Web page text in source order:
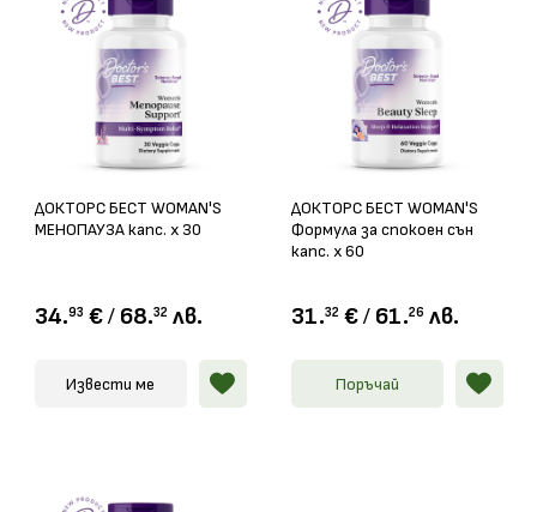
ДОКТОРС БЕСТ WOMAN'S
МЕНОПАУЗА капс. х 30
34.93 € / 68.32 лв.
Извести ме
ДОКТОРС БЕСТ WOMAN'S
Формула за спокоен сън
капс. х 60
31.32 € / 61.26 лв.
Поръчай